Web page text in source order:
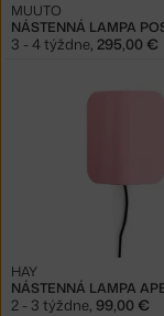
MUUTO
3 - 4 týždne, 295,00 €
HAY
2 - 3 týždne, 99,00 €